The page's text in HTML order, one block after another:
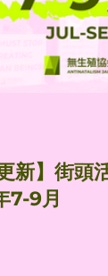
新】街頭
7-9月